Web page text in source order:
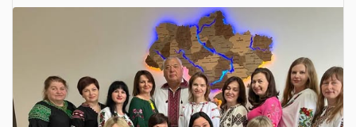
вартості предмета закупівлі.
https://drive.google.com/file/d/